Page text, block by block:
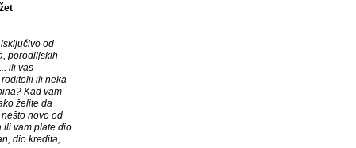
od
porodiljskih
ili vas
ili neka
Kad vam
želite da
novo od
ili vam plate dio
dio kredita, ...